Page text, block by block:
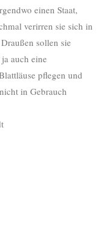
einen Staat,
verirren sie sich in
sollen sie
auch eine
pflegen und
in Gebrauch